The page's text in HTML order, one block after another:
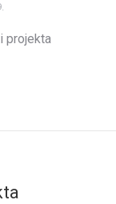
projekta